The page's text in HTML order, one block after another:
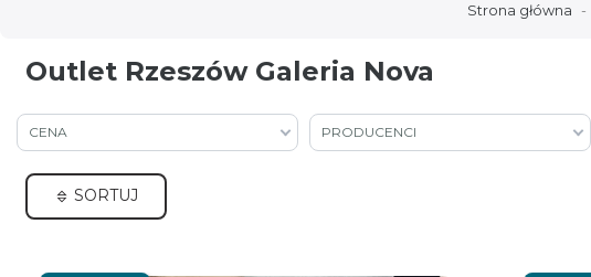
Strona główna
Outlet Rzeszów Galeria Nova
CENA PRODUCENCI
SORTUJ